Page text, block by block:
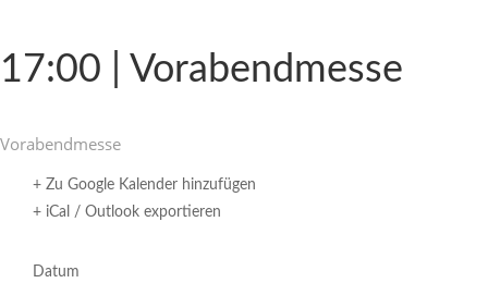
17:00 | Vorabendmesse
Vorabend­messe
+ Zu Google Kalender hinzufügen
+ iCal / Outlook exportieren
Datum